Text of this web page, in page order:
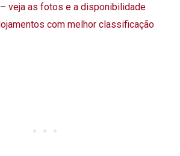
–veja as fotos e a disponibilidade
com melhor classificação